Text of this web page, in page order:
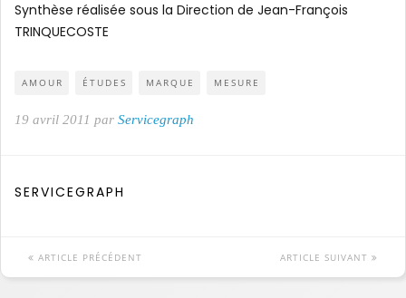
Synthèse réalisée sous la Direction de Jean-François
TRINQUECOSTE
AMOUR ÉTUDES MARQUE MESURE
19 avril 2011 par Servicegraph
SERVICEGRAPH
ARTICLE PRÉCÉDENT ARTICLE SUIVANT